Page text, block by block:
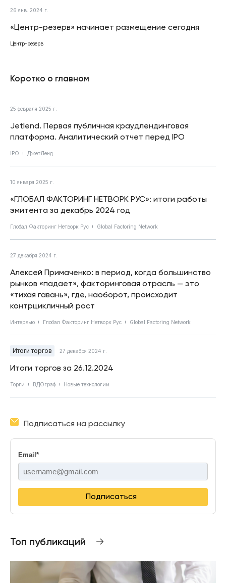
26 янв. 2024 г.
«Центр-резерв» начинает размещение сегодня
Центр-резерв
Коротко о главном
25 февраля 2025 г.
Jetlend. Первая публичная краудлендинговая
платформа. Аналитический отчет перед IPO
IPO ДжетЛенд
10 января 2025 г.
«ГЛОБАЛ ФАКТОРИНГ НЕТВОРК РУС»: итоги работы
эмитента за декабрь 2024 год
Глобал Факторинг Нетворк Рус Global Factoring Network
27 декабря 2024 г.
Алексей Примаченко: в период, когда большинство
рынков «падает», факторинговая отрасль — это
«тихая гавань», где, наоборот, происходит
контрцикличный рост
Интервью Глобал Факторинг Нетворк Рус Global Factoring Network
Итоги торгов 27 декабря 2024 г.
Итоги торгов за 26.12.2024
Торги ВДОграф Новые технологии
Подписаться на рассылку
Email *
Подписаться
Топ публикаций